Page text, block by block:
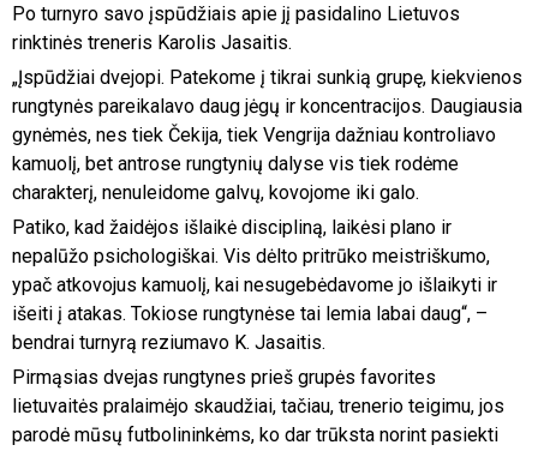
Po turnyro savo įspūdžiais apie jį pasidalino Lietuvos
rinktinės treneris Karolis Jasaitis.
„Įspūdžiai dvejopi. Patekome į tikrai sunkią grupę, kiekvienos
rungtynės pareikalavo daug jėgų ir koncentracijos. Daugiausia
gynėmės, nes tiek Čekija, tiek Vengrija dažniau kontroliavo
kamuolį, bet antrose rungtynių dalyse vis tiek rodėme
charakterį, nenuleidome galvų, kovojome iki galo.
Patiko, kad žaidėjos išlaikė discipliną, laikėsi plano ir
nepalūžo psichologiškai. Vis dėlto pritrūko meistriškumo,
ypač atkovojus kamuolį, kai nesugebėdavome jo išlaikyti ir
išeiti į atakas. Tokiose rungtynėse tai lemia labai daug“, –
bendrai turnyrą reziumavo K. Jasaitis.
Pirmąsias dvejas rungtynes prieš grupės favorites
lietuvaitės pralaimėjo skaudžiai, tačiau, trenerio teigimu, jos
parodė mūsų futbolininkėms, ko dar trūksta norint pasiekti